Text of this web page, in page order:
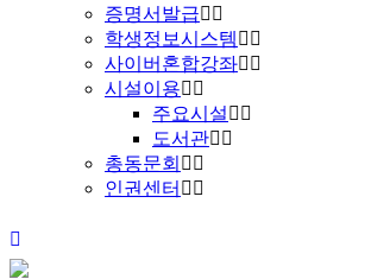
증명서발급
학생정보시스템
사이버혼합강좌
시설이용
주요시설
도서관
총동문회
인권센터